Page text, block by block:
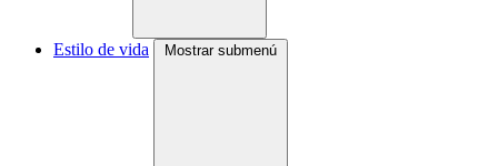
Estilo de vida Mostrar submenú